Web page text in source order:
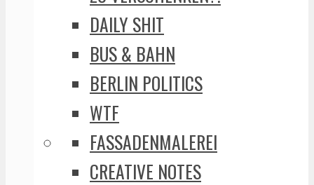
DAILY SHIT
BUS & BAHN
BERLIN POLITICS
WTF
FASSADENMALEREI
CREATIVE NOTES